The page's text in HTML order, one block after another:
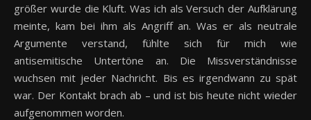
größer wurde die Kluft. Was ich als Versuch der Aufklärung
meinte, kam bei ihm als Angriff an. Was er als neutrale
Argumente verstand, fühlte sich für mich wie
antisemitische Untertöne an. Die Missverständnisse
wuchsen mit jeder Nachricht. Bis es irgendwann zu spät
war. Der Kontakt brach ab – und ist bis heute nicht wieder
aufgenommen worden.